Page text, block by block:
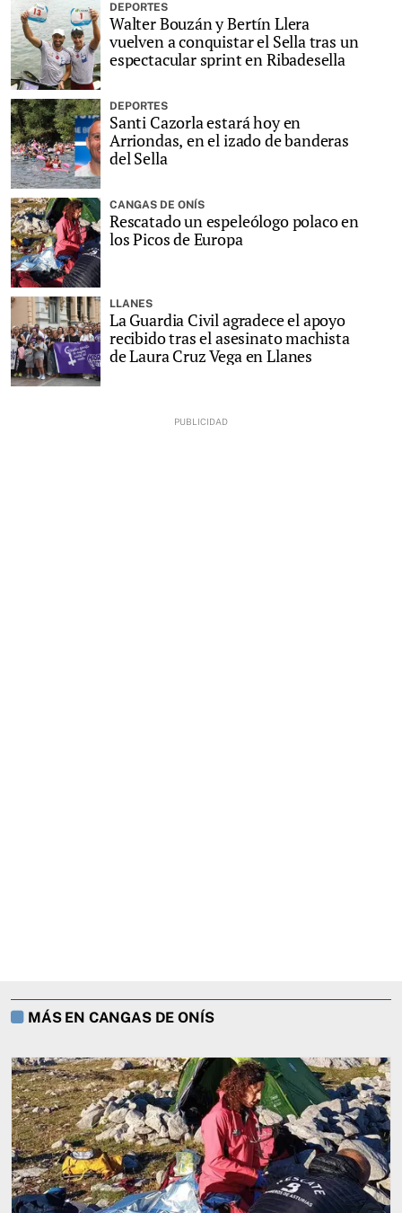
DEPORTES
Walter Bouzán y Bertín Llera
vuelven a conquistar el Sella tras un
espectacular sprint en Ribadesella
DEPORTES
Santi Cazorla estará hoy en
Arriondas, en el izado de banderas
del Sella
CANGAS DE ONÍS
Rescatado un espeleólogo polaco en
los Picos de Europa
LLANES
La Guardia Civil agradece el apoyo
recibido tras el asesinato machista
de Laura Cruz Vega en Llanes
MÁS EN CANGAS DE ONÍS